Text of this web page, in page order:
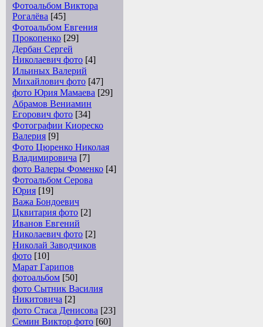
Фотоальбом Виктора
Рогалёва [45]
Фотоальбом Евгения
Прокопенко [29]
Дербан Сергей
Николаевич фото [4]
Ильиных Валерий
Михайлович фото [47]
фото Юрия Мамаева [29]
Абрамов Вениамин
Егорович фото [34]
Фотографии Киореско
Валерия [9]
Фото Цюренко Николая
Владимировича [7]
фото Валеры Фоменко [4]
Фотоальбом Серова
Юрия [19]
Важа Бондоевич
Цквитария фото [2]
Иванов Евгений
Николаевич фото [2]
Николай Заводчиков
фото [10]
Марат Гарипов
фотоальбом [50]
фото Сытник Василия
Никитовича [2]
фото Стаса Денисова [23]
Семин Виктор фото [60]